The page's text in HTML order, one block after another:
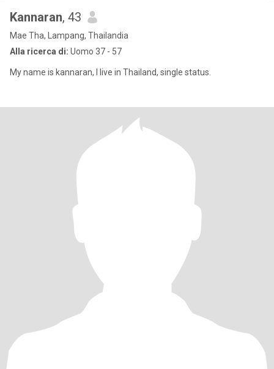
Kannaran, 43
Mae Tha, Lampang, Thailandia
Alla ricerca di: Uomo 37 - 57
My name is kannaran, I live in Thailand, single status.